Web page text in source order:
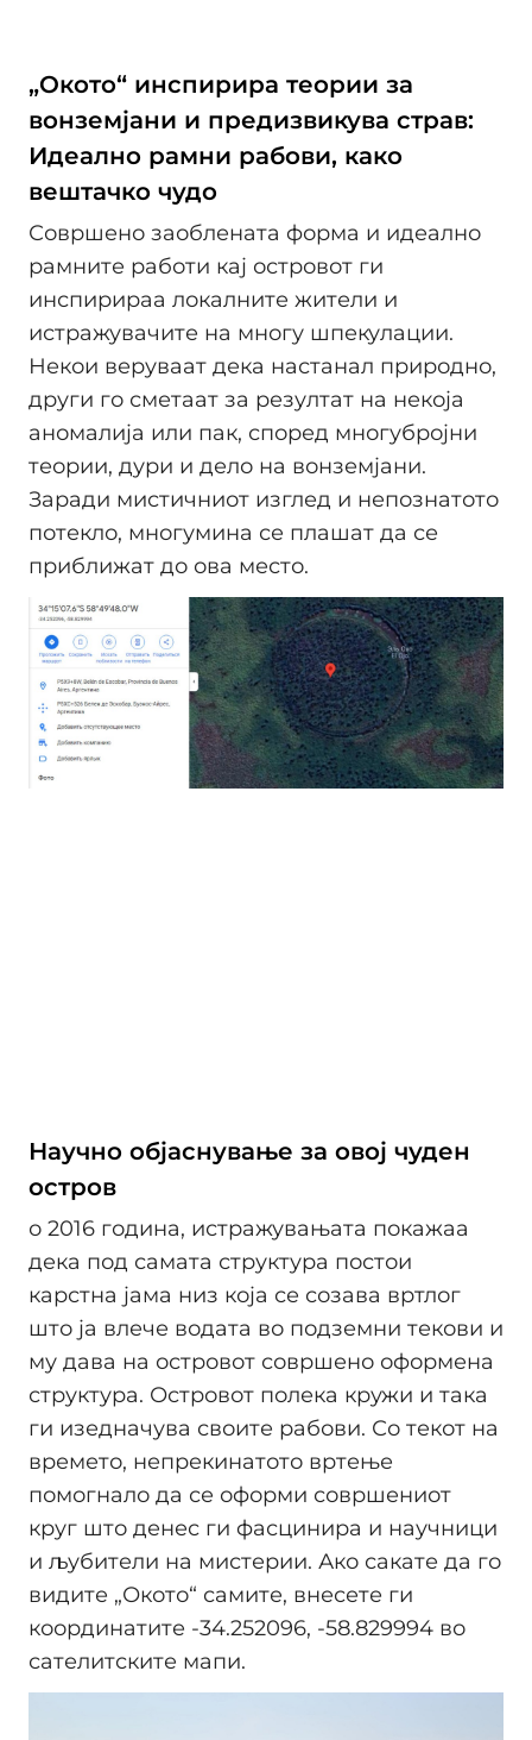
„Окото“ инспирира теории за
вонземјани и предизвикува страв:
Идеално рамни рабови, како
вештачко чудо
Совршено заоблената форма и идеално
рамните работи кај островот ги
инспирираа локалните жители и
истражувачите на многу шпекулации.
Некои веруваат дека настанал природно,
други го сметаат за резултат на некоја
аномалија или пак, според многубројни
теории, дури и дело на вонземјани.
Заради мистичниот изглед и непознатото
потекло, многумина се плашат да се
приближат до ова место.
Научно објаснување за овој чуден
остров
о 2016 година, истражувањата покажаа
дека под самата структура постои
карстна јама низ која се созава вртлог
што ја влече водата во подземни текови и
му дава на островот совршено оформена
структура. Островот полека кружи и така
ги изедначува своите рабови. Со текот на
времето, непрекинатото вртење
помогнало да се оформи совршениот
круг што денес ги фасцинира и научници
и љубители на мистерии. Ако сакате да го
видите „Окото“ самите, внесете ги
координатите -34.252096, -58.829994 во
сателитските мапи.